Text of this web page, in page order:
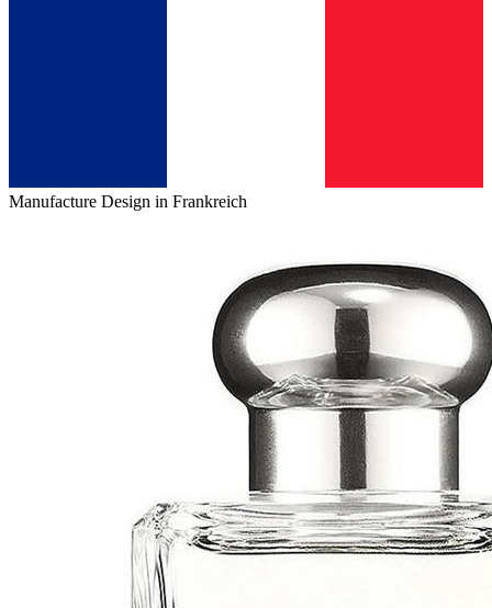
Manufacture Design in Frankreich